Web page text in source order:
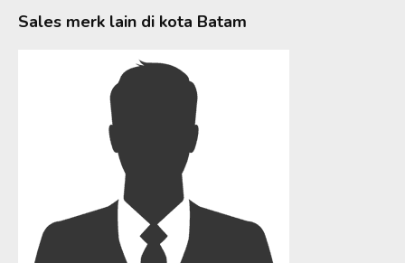
Sales merk lain di kota Batam